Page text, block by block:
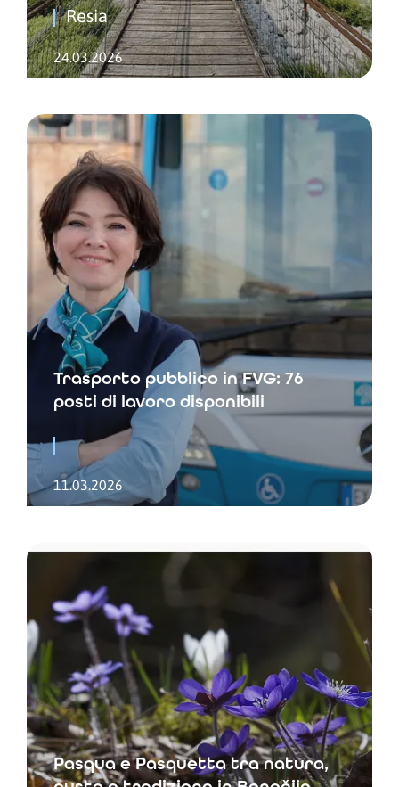
Resia
24.03.2026
Trasporto pubblico in FVG: 76
posti di lavoro disponibili
11.03.2026
Pasqua e Pasquetta tra natura,